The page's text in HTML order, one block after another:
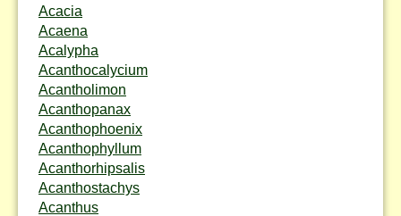
Acacia
Acaena
Acalypha
Acanthocalycium
Acantholimon
Acanthopanax
Acanthophoenix
Acanthophyllum
Acanthorhipsalis
Acanthostachys
Acanthus